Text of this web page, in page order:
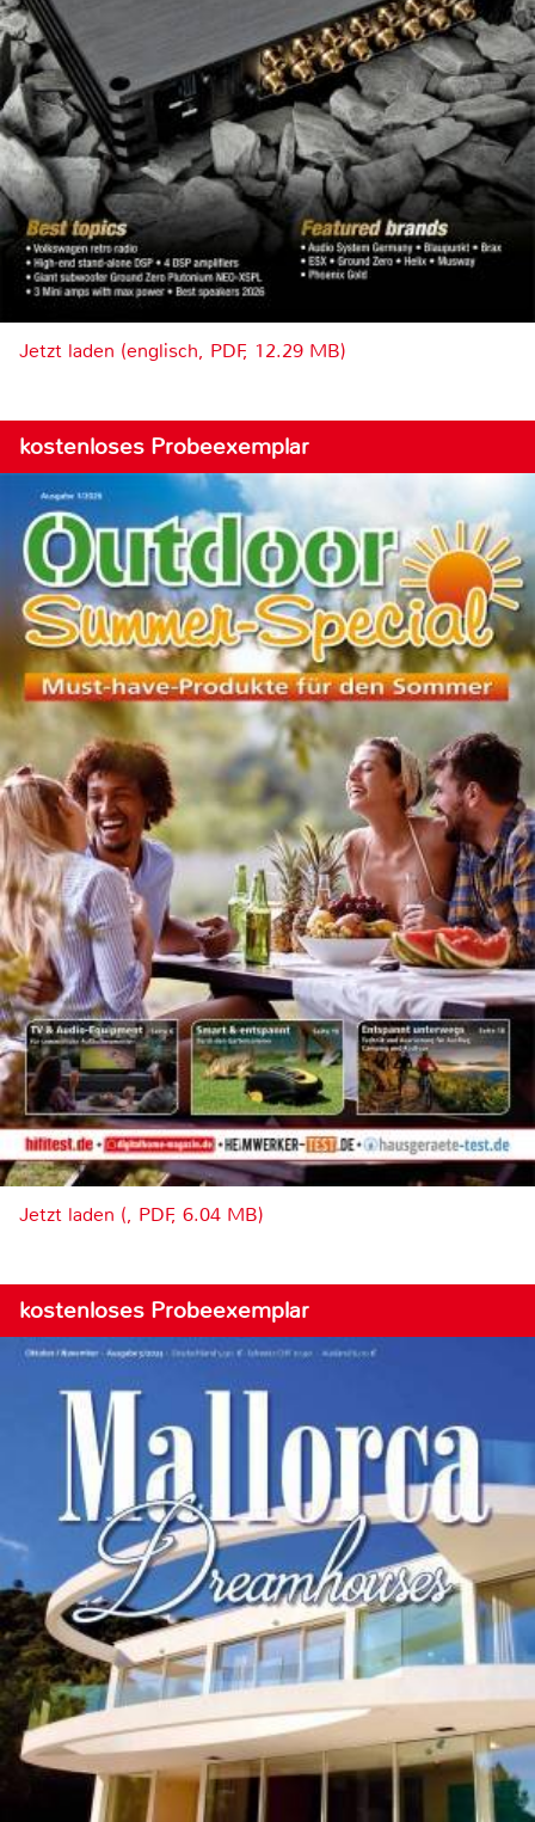
Jetzt laden (englisch, PDF, 12.29 MB)
kostenloses Probeexemplar
Jetzt laden (, PDF, 6.04 MB)
kostenloses Probeexemplar